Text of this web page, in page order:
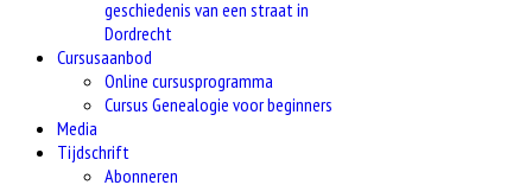
geschiedenis van een straat in
Dordrecht
Cursusaanbod
Online cursusprogramma
Cursus Genealogie voor beginners
Media
Tijdschrift
Abonneren